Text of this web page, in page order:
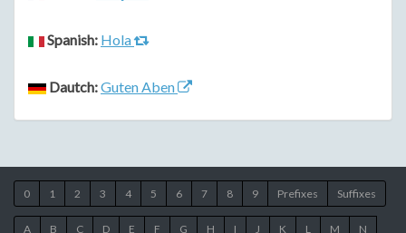
Spanish: Hola
Dautch:Guten Aben
0 1 2 3 4 5 6 7 8 9 Prefixes Suffixes
A B C D E F G H I J K L M N